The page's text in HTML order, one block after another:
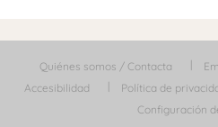
Quiénes somos / Contacta
Accesibilidad
Política de
Configuración